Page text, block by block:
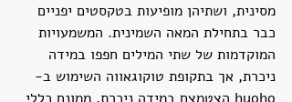
מסינית, ושתיהן מופיעות בטקסטים יפניים
כבר בתחילת המאה השמינית. המשמעויות
המוקדמות של שתי המילים חפפו במידה
ניכרת, אך בתקופת טוקוגאווה השימוש ב-